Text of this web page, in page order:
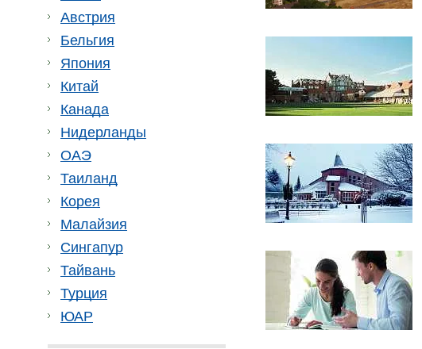
Австрия
Бельгия
Япония
Китай
Канада
Нидерланды
ОАЭ
Таиланд
Корея
Малайзия
Сингапур
Тайвань
Турция
ЮАР